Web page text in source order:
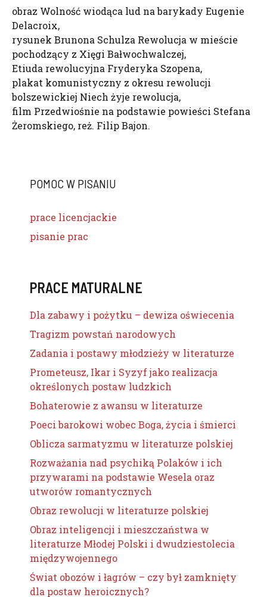
obraz Wolność wiodąca lud na barykady Eugenie
Delacroix,
rysunek Brunona Schulza Rewolucja w mieście
pochodzący z Xięgi Bałwochwalczej,
Etiuda rewolucyjna Fryderyka Szopena,
plakat komunistyczny z okresu rewolucji
bolszewickiej Niech żyje rewolucja,
film Przedwiośnie na podstawie powieści Stefana
Żeromskiego, reż. Filip Bajon.
POMOC W PISANIU
prace licencjackie
pisanie prac
PRACE MATURALNE
Dla zabawy i pożytku – dewiza oświecenia
Tragizm powstań narodowych
Zadania i postawy młodzieży w literaturze
Prometeusz, Ikar i Syzyf jako realizacja
określonych postaw ludzkich
Bohaterowie z awansu w literaturze
Poeci barokowi wobec Boga, życia i śmierci
Oblicza sarmatyzmu w literaturze polskiej
Rozważania nad psychiką Polaków i ich
przywarami na podstawie Wesela oraz
utworów romantycznych
Obraz rewolucji w literaturze polskiej
Obraz inteligencji i mieszczaństwa w
literaturze Młodej Polski i dwudziestolecia
międzywojennego
Świat obozów i łagrów – czy był zamknięty
dla postaw heroicznych?